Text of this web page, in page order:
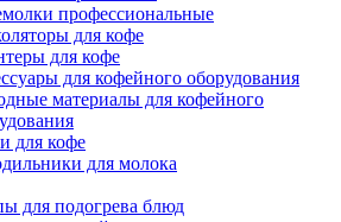
профессиональные
для кофе
для кофе
для кофейного оборудования
материалы для кофейного
для кофе
для молока
для подогрева блюд